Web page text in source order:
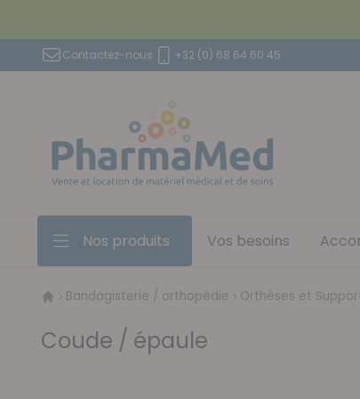
Aller au contenu
Contactez-nous +32 (0) 68 64 60 45
Nos produits Vos besoins
Bandagisterie / orthopédie Orthèses et
Coude / épaule